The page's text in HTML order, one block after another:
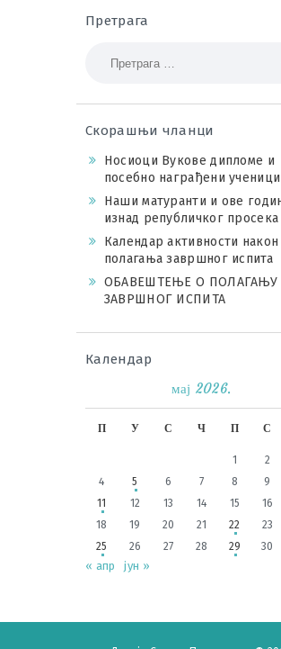
Претрага
Скорашњи чланци
Носиоци Вукове дипломе и
посебно награђени ученици
Наши матуранти и ове
изнад републичког просека
Календар активности након
полагања завршног испита
ОБАВЕШТЕЊЕ О ПОЛАГАЊУ
ЗАВРШНОГ ИСПИТА
Календар
мај 2026.
П У С Ч П С
1 2
4
5 6 7 8 9
11
12 13 14 15 16
18
19 20 21 22 23
25
26 27 28 29 30
« апр јун »